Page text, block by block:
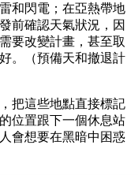
和閃電；在亞熱帶地
前確認天氣狀況，因
要改變計畫，甚至取
。（預備天和撤退計
把這些地點直接標記
位置跟下一個休息站
會想要在黑暗中困惑